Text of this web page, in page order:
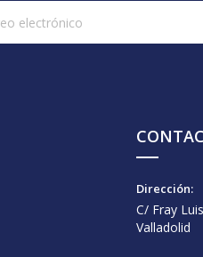
Dirección:
C/ Fray
Valladolid